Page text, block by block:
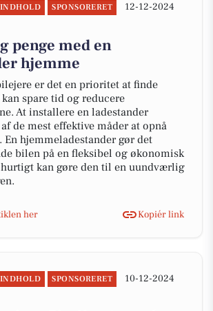
INDHOLD SPONSORERET
12-12-2024
penge med en
hjemme
er det en prioritet at finde
spare tid og reducere
At installere en ladestander
de mest effektive måder at opnå
En hjemmeladestander gør det
bilen på en fleksibel og økonomisk
kan gøre den til en uundværlig
her Kopiér link
INDHOLD SPONSORERET
10-12-2024